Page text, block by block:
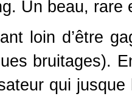
Un beau,
loin d’être
bruitages).
qui